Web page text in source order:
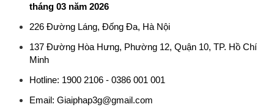
tháng 03 năm 2026
226 Đường Láng, Đống Đa, Hà Nội
137 Đường Hòa Hưng, Phường 12, Quận 10, TP. Hồ Chí
Minh
Hotline: 1900 2106 - 0386 001 001
Email: Giaiphap3g@gmail.com